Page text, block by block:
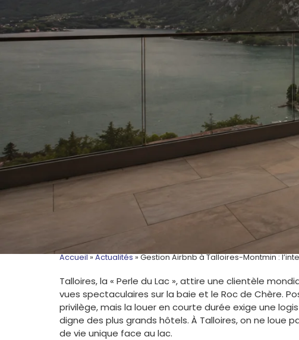
Accueil»Actualités»Gestion Airbnb à Talloires-Montmin :
Talloires, la « Perle du Lac », attire une clientèle
vues spectaculaires sur la baie et le Roc de Chère.
privilège, mais la louer en courte durée exige une
digne des plus grands hôtels. À Talloires, on ne loue
de vie unique face au lac.